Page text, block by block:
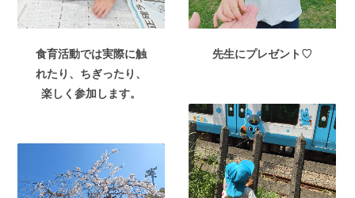
食育活動では実際に触
れたり、ちぎったり、
楽しく参加します。
先生にプレゼント♡